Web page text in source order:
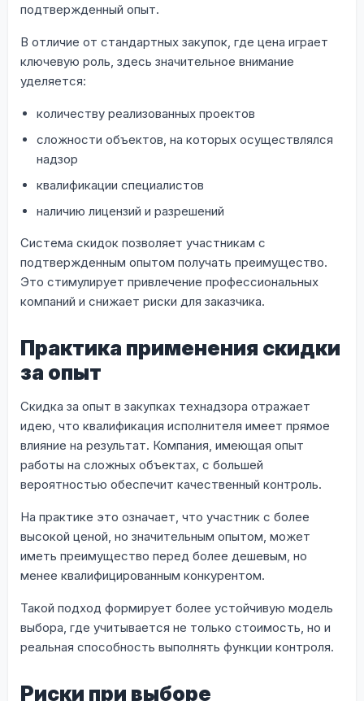
подтвержденный опыт.
В отличие от стандартных закупок, где цена играет
ключевую роль, здесь значительное внимание
уделяется:
количеству реализованных проектов
сложности объектов, на которых осуществлялся
надзор
квалификации специалистов
наличию лицензий и разрешений
Система скидок позволяет участникам с
подтвержденным опытом получать преимущество.
Это стимулирует привлечение профессиональных
компаний и снижает риски для заказчика.
Практика применения скидки
за опыт
Скидка за опыт в закупках технадзора отражает
идею, что квалификация исполнителя имеет прямое
влияние на результат. Компания, имеющая опыт
работы на сложных объектах, с большей
вероятностью обеспечит качественный контроль.
На практике это означает, что участник с более
высокой ценой, но значительным опытом, может
иметь преимущество перед более дешевым, но
менее квалифицированным конкурентом.
Такой подход формирует более устойчивую модель
выбора, где учитывается не только стоимость, но и
реальная способность выполнять функции контроля.
Риски при выборе